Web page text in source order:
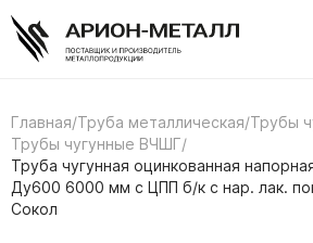
Главная/Труба металлическая/Трубы
Трубы чугунные ВЧШГ/
Труба чугунная оцинкованная
Ду600 6000 мм с ЦПП б/к с нар. лак.
Сокол